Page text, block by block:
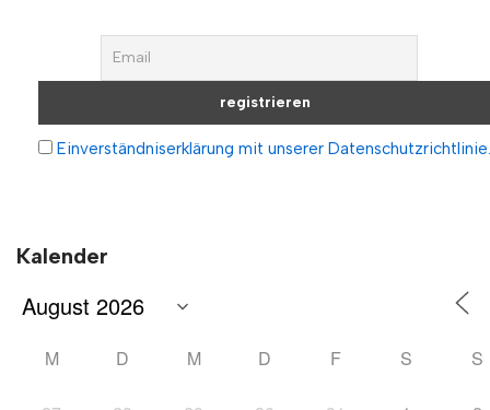
Einverständniserklärung mit unserer Datenschutzrichtlinie.
Kalender
M D M D F S S